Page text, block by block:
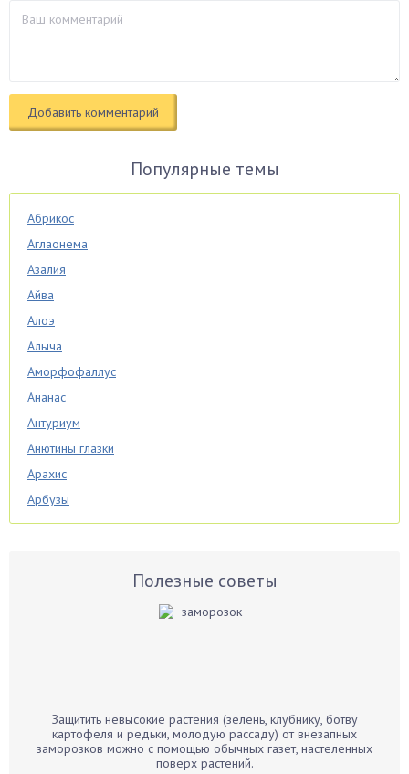
Популярные темы
Абрикос
Аглаонема
Азалия
Айва
Алоэ
Алыча
Аморфофаллус
Ананас
Антуриум
Анютины глазки
Арахис
Арбузы
Аспарагус
Бархатцы
Бегония
Полезные советы
Защитить невысокие растения (зелень, клубнику, ботву
картофеля и редьки, молодую рассаду) от внезапных
заморозков можно с помощью обычных газет, настеленных
поверх растений.